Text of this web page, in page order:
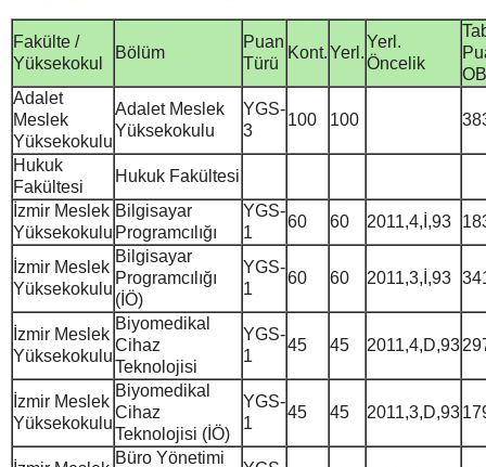
Fakülte /
Yüksekokul
Bölüm
Puan
Türü
Kont.Yerl.
Yerl.
Öncelik
Adalet
Meslek
Yüksekokulu
Adalet Meslek
Yüksekokulu
YGS-
3
100 100
Hukuk
Fakültesi
Hukuk Fakültesi
İzmir Meslek
Yüksekokulu
Bilgisayar
Programcılığı
YGS-
1
60 60 2011,4,İ,93
İzmir Meslek
Yüksekokulu
Bilgisayar
Programcılığı
(İÖ)
YGS-
1
60 60 2011,3,İ,93
İzmir Meslek
Yüksekokulu
Biyomedikal
Cihaz
Teknolojisi
YGS-
1
45 45 2011,4,D,93
İzmir Meslek
Yüksekokulu
Biyomedikal
Cihaz
Teknolojisi (İÖ)
YGS-
1
45 45 2011,3,D,93
Büro Yönetimi